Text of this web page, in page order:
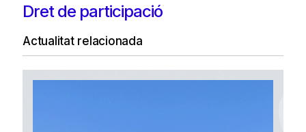
Dret de participació
Actualitat relacionada